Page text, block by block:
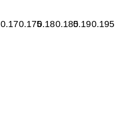
0.170.1750.180.1850.190.195